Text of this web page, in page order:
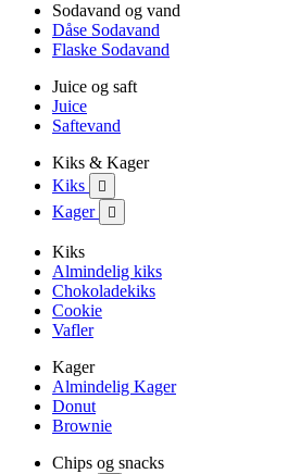
Sodavand og vand
Dåse Sodavand
Flaske Sodavand
Juice og saft
Juice
Saftevand
Kiks & Kager
Kiks

Kager 
Kiks
Almindelig kiks
Chokoladekiks
Cookie
Vafler
Kager
Almindelig Kager
Donut
Brownie
Chips og snacks